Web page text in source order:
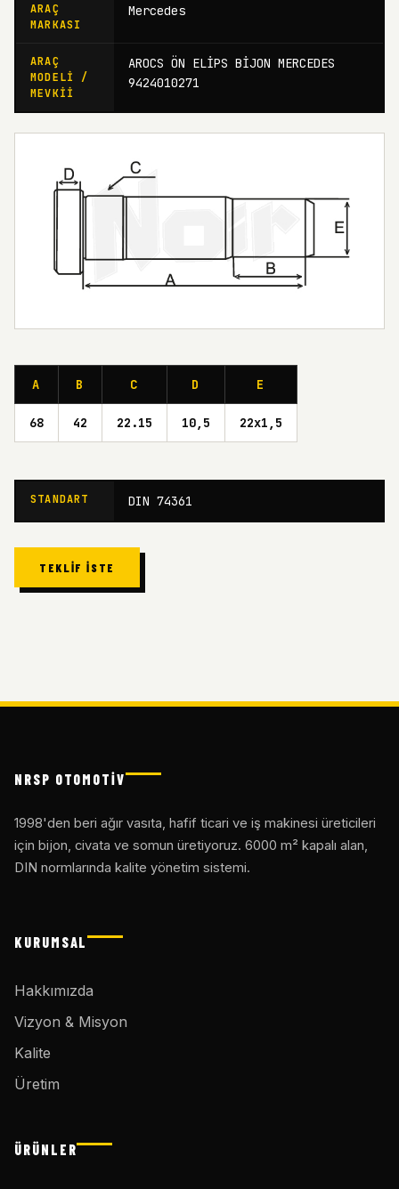
ARAÇ
MARKASI
Mercedes
ARAÇ
MODELI /
MEVKII
AROCS ÖN ELİPS BİJON MERCEDES
9424010271
A B C D E
68 42 22.15 10,5 22x1,5
STANDART DIN 74361
TEKLIF İSTE
NRSP OTOMOTİV
1998'den beri ağır vasıta, hafif ticari ve iş makinesi üreticileri
için bijon, civata ve somun üretiyoruz. 6000 m² kapalı alan,
DIN normlarında kalite yönetim sistemi.
KURUMSAL
Hakkımızda
Vizyon & Misyon
Kalite
Üretim
ÜRÜNLER